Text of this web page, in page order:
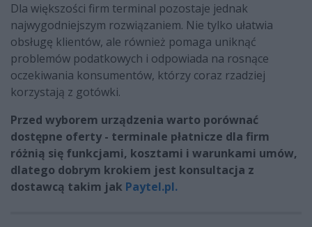
Dla większości firm terminal pozostaje jednak
najwygodniejszym rozwiązaniem. Nie tylko ułatwia
obsługę klientów, ale również pomaga uniknąć
problemów podatkowych i odpowiada na rosnące
oczekiwania konsumentów, którzy coraz rzadziej
korzystają z gotówki.
Przed wyborem urządzenia warto porównać
dostępne oferty - terminale płatnicze dla firm
różnią się funkcjami, kosztami i warunkami umów,
dlatego dobrym krokiem jest konsultacja z
dostawcą takim jak Paytel.pl.